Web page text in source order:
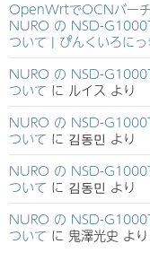
OpenWrtでOCNバー
NURO の NSD-
ついて | ぴんくいろにっ
NURO の NSD-
ついて に ルイス より
NURO の NSD-
ついて に 김동민 より
NURO の NSD-
ついて に 김동민 より
NURO の NSD-
ついて に 鬼澤光史 より